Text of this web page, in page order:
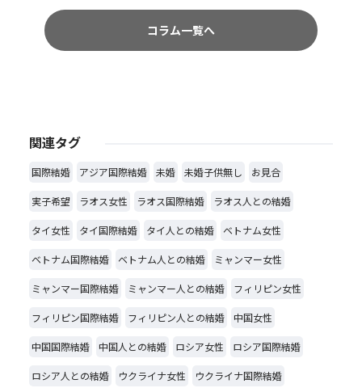
コラム一覧へ
関連タグ
国際結婚 アジア国際結婚 未婚 未婚子供無し お見合
実子希望 ラオス女性 ラオス国際結婚 ラオス人との結婚
タイ女性 タイ国際結婚 タイ人との結婚 ベトナム女性
ベトナム国際結婚 ベトナム人との結婚 ミャンマー女性
ミャンマー国際結婚 ミャンマー人との結婚 フィリピン女性
フィリピン国際結婚 フィリピン人との結婚 中国女性
中国国際結婚 中国人との結婚 ロシア女性 ロシア国際結婚
ロシア人との結婚 ウクライナ女性 ウクライナ国際結婚